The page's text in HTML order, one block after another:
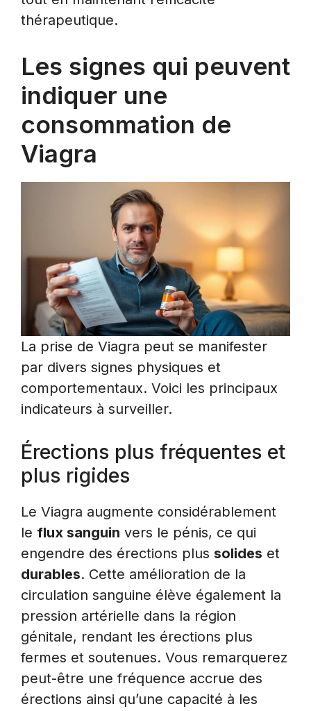
thérapeutique.
Les signes qui peuvent
indiquer une
consommation de
Viagra
La prise de Viagra peut se manifester
par divers signes physiques et
comportementaux. Voici les principaux
indicateurs à surveiller.
Érections plus fréquentes et
plus rigides
Le Viagra augmente considérablement
le flux sanguin vers le pénis, ce qui
engendre des érections plus solides et
durables. Cette amélioration de la
circulation sanguine élève également la
pression artérielle dans la région
génitale, rendant les érections plus
fermes et soutenues. Vous remarquerez
peut-être une fréquence accrue des
érections ainsi qu’une capacité à les